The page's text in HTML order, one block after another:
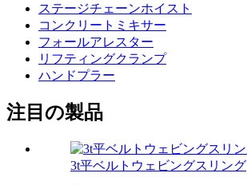
ステージチェーンホイスト
コンクリートミキサー
フォールアレスター
リフティングクランプ
ハンドプラー
注目の製品
3t平ベルトウェビングスリング